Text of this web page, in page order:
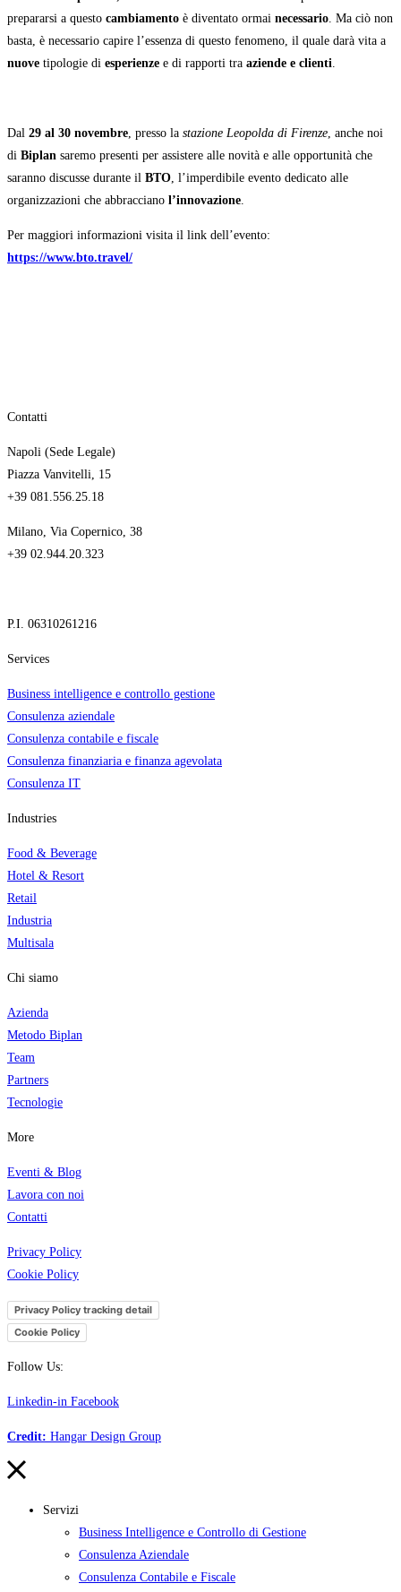
prepararsi a questo cambiamento è diventato ormai necessario. Ma ciò non
basta, è necessario capire l’essenza di questo fenomeno, il quale darà vita a
nuove tipologie di esperienze e di rapporti tra aziende e clienti.
Dal 29 al 30 novembre, presso la stazione Leopolda di Firenze, anche noi
di Biplan saremo presenti per assistere alle novità e alle opportunità che
saranno discusse durante il BTO, l’imperdibile evento dedicato alle
organizzazioni che abbracciano l’innovazione.
Per maggiori informazioni visita il link dell’evento:
https://www.bto.travel/
Contatti
Napoli (Sede Legale)
Piazza Vanvitelli, 15
+39 081.556.25.18
Milano, Via Copernico, 38
+39 02.944.20.323
P.I. 06310261216
Services
Business intelligence e controllo gestione
Consulenza aziendale
Consulenza contabile e fiscale
Consulenza finanziaria e finanza agevolata
Consulenza IT
Industries
Food & Beverage
Hotel & Resort
Retail
Industria
Multisala
Chi siamo
Azienda
Metodo Biplan
Team
Partners
Tecnologie
More
Eventi & Blog
Lavora con noi
Contatti
Privacy Policy
Cookie Policy
Privacy Policy tracking detail
Cookie Policy
Follow Us:
Linkedin-in Facebook
Credit: Hangar Design Group
Servizi
Business Intelligence e Controllo di Gestione
Consulenza Aziendale
Consulenza Contabile e Fiscale